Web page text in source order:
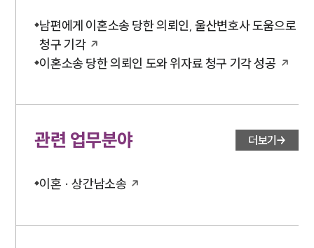
이혼전문변호사
법률 블로그
법률서식
남편에게 이혼소송 당한 의뢰인, 울산변호사 도움으로
청구 기각
이혼소송 당한 의뢰인 도와 위자료 청구 기각 성공
관련 업무분야 더보기
이혼 · 상간남소송